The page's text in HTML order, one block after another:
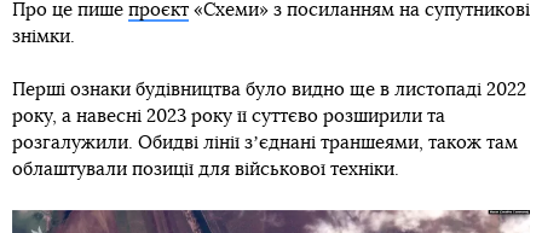
Про це пише проєкт «Схеми» з посиланням на супутникові
знімки.
Перші ознаки будівництва було видно ще в листопаді 2022
року, а навесні 2023 року її суттєво розширили та
розгалужили. Обидві лінії зʼєднані траншеями, також там
облаштували позиції для військової техніки.